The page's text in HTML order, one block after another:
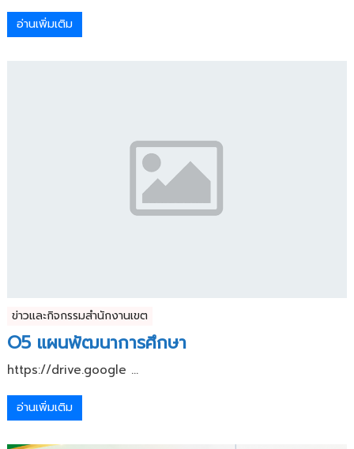
อ่านเพิ่มเติม
ข่าวและกิจกรรมสำนักงานเขต
O5 แผนพัฒนาการศึกษา
https://drive.google ...
อ่านเพิ่มเติม